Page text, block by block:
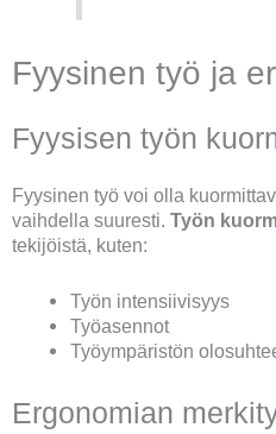
Fyysinen työ ja
Fyysisen työn
Fyysinen työ voi olla
vaihdella suuresti. Työn
tekijöistä, kuten:
Työn intensiivisyys
Työasennot
Työympäristön
Ergonomian